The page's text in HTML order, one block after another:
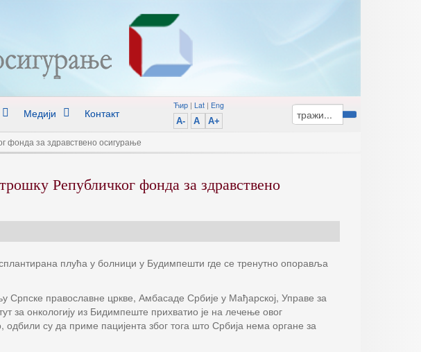
Медији Контакт
Ћир| Lat| Eng
A-
A A+
фонда за здравствено осигурање
Републичког фонда за здравствено
плућа у болници у Будимпешти где се тренутно опоравља
Српске православне цркве, Амбасаде Србије у Мађарској, Управе за
за онкологију из Бидимпеште прихватио је на лечење овог
су да приме пацијента због тога што Србија нема органе за